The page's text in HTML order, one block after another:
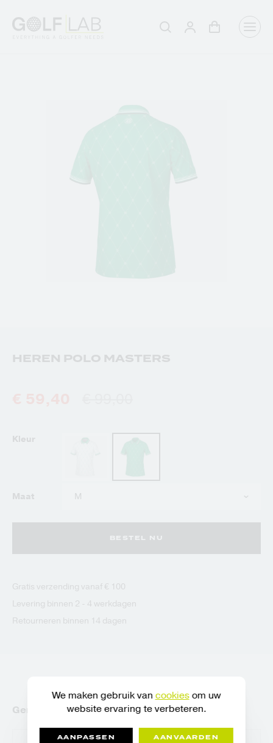
Zoeken AanmeldenWinkelwagen
HEREN POLO MASTERS
Kleur
Maat
BESTEL NU
Gratis verzending vanaf € 100
Levering binnen 2 - 4 werkdagen
Retourneren binnen 14 dagen
Gerelateerde artikelen
We maken gebruik van cookiesom uw
website ervaring te verbeteren.
AANPASSEN AANVAARDEN